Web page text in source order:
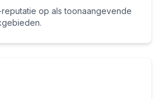
op als toonaangevende